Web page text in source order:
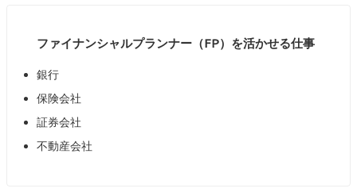
ファイナンシャルプランナー（FP）を活かせる仕事
銀行
保険会社
証券会社
不動産会社